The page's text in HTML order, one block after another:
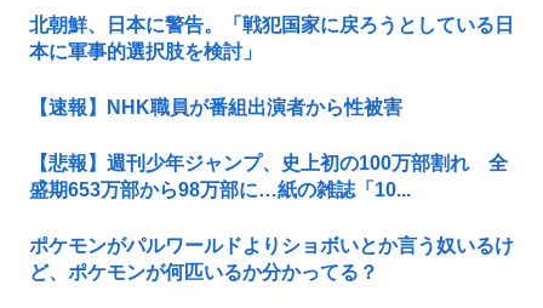
北朝鮮、日本に警告。「戦犯国家に戻ろうとしている日
本に軍事的選択肢を検討」
【速報】NHK職員が番組出演者から性被害
【悲報】週刊少年ジャンプ、史上初の100万部割れ 全
盛期653万部から98万部に…紙の雑誌「10...
ポケモンがパルワールドよりショボいとか言う奴いるけ
ど、ポケモンが何匹いるか分かってる？